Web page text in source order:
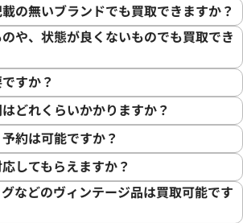
の無いブランドでも買取できますか？
や、状態が良くないものでも買取でき
すか？
どれくらいかかりますか？
約は可能ですか？
してもらえますか？
などのヴィンテージ品は買取可能です